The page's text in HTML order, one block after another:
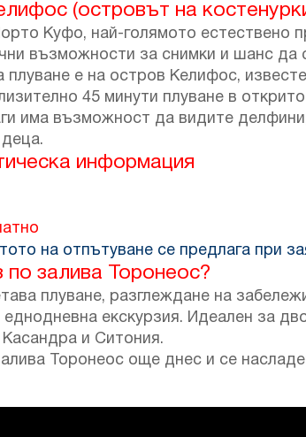
(островът на
Куфо, най-голямото естествено
възможности за снимки и шанс да
плуване е на остров Келифос,
45 минути плуване в
има възможност да видите
информация
на отпътуване се предлага при
залива Торонеос?
плуване, разглеждане на
екскурзия. Идеален за
и Ситония.
Торонеос още днес и се